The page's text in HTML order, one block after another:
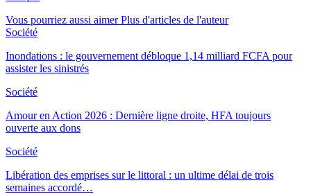
Vous pourriez aussi aimer Plus d'articles de l'auteur
Société
Inondations : le gouvernement débloque 1,14 milliard FCFA pour
assister les sinistrés
Société
Amour en Action 2026 : Dernière ligne droite, HFA toujours
ouverte aux dons
Société
Libération des emprises sur le littoral : un ultime délai de trois
semaines accordé…